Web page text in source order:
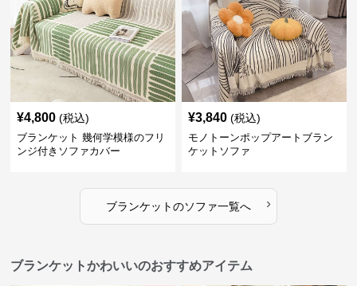
¥4,800 (税込)
ブランケット 幾何学模様のフリ
ンジ付きソファカバー
¥3,840 (税込)
モノトーンポップアートブラン
ケットソファ
ブランケットのソファ一覧へ ›
ブランケットかわいいのおすすめアイテム